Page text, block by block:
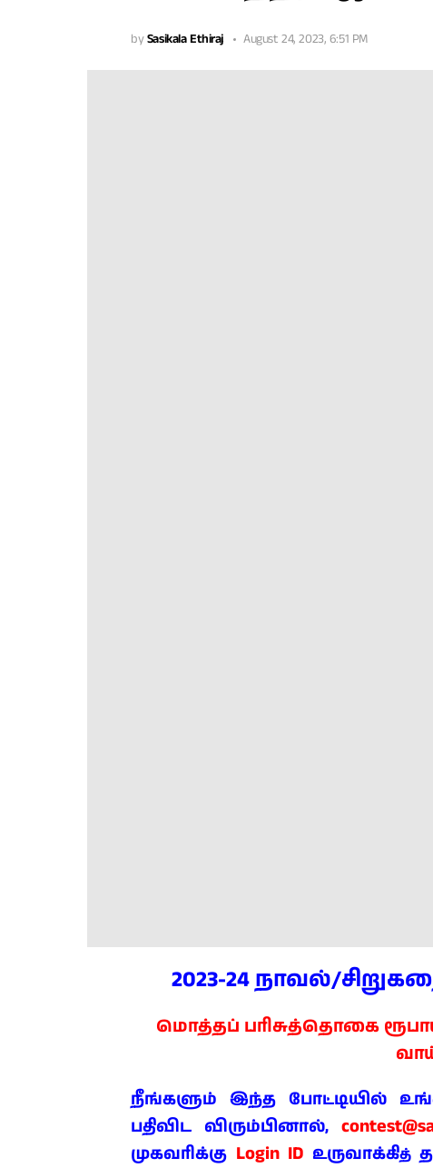
bySasikala Ethiraj August 24, 2023, 6:51 PM
2023-24 நாவல்/
மொத்தப் பரிசுத்தொகை ரூபாய்
நீங்களும் இந்த போட்டியில்
பதிவிட விரும்பினால்,
முகவரிக்கு Login ID உருவாக்கித்